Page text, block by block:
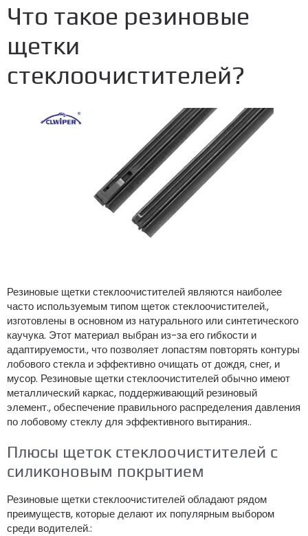
Что такое резиновые
щетки
стеклоочистителей?
Резиновые щетки стеклоочистителей являются наиболее
часто используемым типом щеток стеклоочистителей.,
изготовлены в основном из натурального или синтетического
каучука. Этот материал выбран из-за его гибкости и
адаптируемости., что позволяет лопастям повторять контуры
лобового стекла и эффективно очищать от дождя, снег, и
мусор. Резиновые щетки стеклоочистителей обычно имеют
металлический каркас, поддерживающий резиновый
элемент., обеспечение правильного распределения давления
по лобовому стеклу для эффективного вытирания..
Плюсы щеток стеклоочистителей с
силиконовым покрытием
Резиновые щетки стеклоочистителей обладают рядом
преимуществ, которые делают их популярным выбором
среди водителей.: